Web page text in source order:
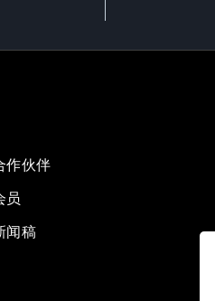
作伙伴
员
闻稿